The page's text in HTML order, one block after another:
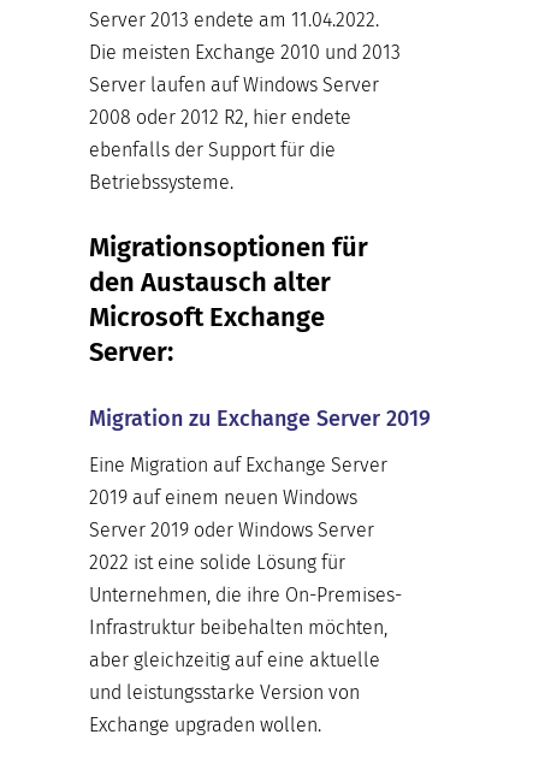
Server 2013 endete am 11.04.2022.
Die meisten Exchange 2010 und 2013
Server laufen auf Windows Server
2008 oder 2012 R2, hier endete
ebenfalls der Support für die
Betriebssysteme.
Migrationsoptionen für
den Austausch alter
Microsoft Exchange
Server:
Migration zu Exchange Server 2019
Eine Migration auf Exchange Server
2019 auf einem neuen Windows
Server 2019 oder Windows Server
2022 ist eine solide Lösung für
Unternehmen, die ihre On-Premises-
Infrastruktur beibehalten möchten,
aber gleichzeitig auf eine aktuelle
und leistungsstarke Version von
Exchange upgraden wollen.